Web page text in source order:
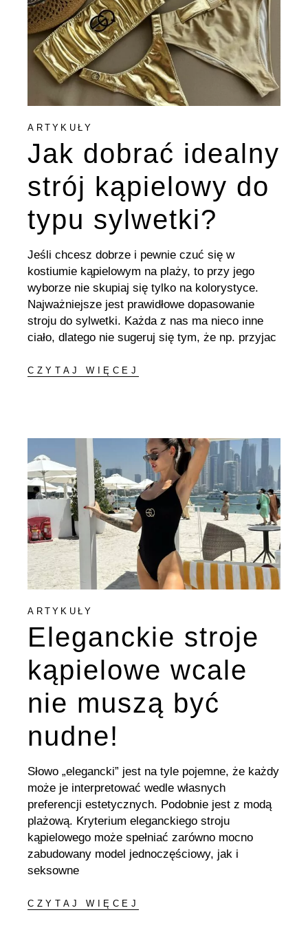
ARTYKUŁY
Jak dobrać idealny
strój kąpielowy do
typu sylwetki?
Jeśli chcesz dobrze i pewnie czuć się w
kostiumie kąpielowym na plaży, to przy jego
wyborze nie skupiaj się tylko na kolorystyce.
Najważniejsze jest prawidłowe dopasowanie
stroju do sylwetki. Każda z nas ma nieco inne
ciało, dlatego nie sugeruj się tym, że np. przyjac
CZYTAJ WIĘCEJ
ARTYKUŁY
Eleganckie stroje
kąpielowe wcale
nie muszą być
nudne!
Słowo „elegancki” jest na tyle pojemne, że każdy
może je interpretować wedle własnych
preferencji estetycznych. Podobnie jest z modą
plażową. Kryterium eleganckiego stroju
kąpielowego może spełniać zarówno mocno
zabudowany model jednoczęściowy, jak i
seksowne
CZYTAJ WIĘCEJ